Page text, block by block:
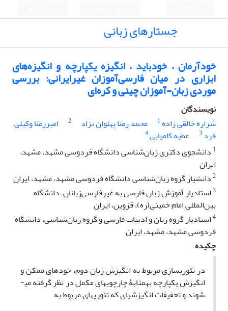
جستارهای زبانی
خودآرمان ، خودباید ، انگیزه یکپارچه و انگیزه‌های
ابزاری در میان فارسی‌‌آموزان غیرایرانی: بررسی
موردی زبان-آموزان چینی و کره‌ای
نویسندگان
شراره خالقی زاده1 محمد رضا پهلوان نژاد 2
امیررضا وکیلی
فرد3 عطیه کامیابی4
1 دانشجوی دکتری زبان‌شناسی دانشگاه فردوسی مشهد، مشهد،
ایران
2دانشیار گروه زبان‌شناسی دانشگاه فردوسی مشهد، مشهد، ایران
3استادیار آموزش زبان فارسی به غیر‌فارسی‌زبانان، دانشگاه
بین‌المللی امام خمینی(ره)، قزوین، ایران
4استادیار گروه زبان و ادبیات فارسی و گروه زبان‌شناسی، دانشگاه
فردوسی مشهد، مشهد، ایران
چکیده
در تئوری­سازی مربوط به انگیزش زبان دوم، خودهای ممکن و
انگیزش یکپارچه به­مثابۀ چارچوب­های مکمل در نظر گرفته می­
شوند و تحقیقات انگیزشی­ای که تئوری­های مربوط به